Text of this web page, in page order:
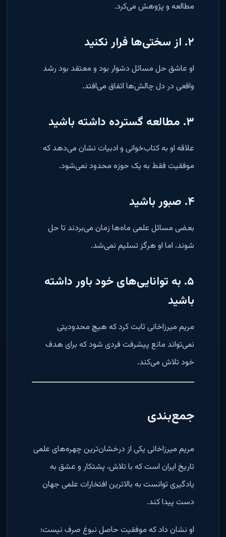
مطالعه و پژوهش می‌کرد.
۲. از سختی‌ها فرار نکنید
او عاشق حل مسائل دشوار بود و معتقد بود رشد
واقعی در دل چالش‌ها اتفاق می‌افتد.
۳. مطالعه گسترده داشته باشید
علاقه او به کتاب‌خوانی و ادبیات نشان می‌دهد که
موفقیت فقط به یک حوزه محدود نمی‌شود.
۴. صبور باشید
بعضی مسائل علمی ماه‌ها زمان می‌بردند تا حل
شوند، اما او هرگز تسلیم نمی‌شد.
۵. به توانایی‌های خود باور داشته
باشید
مریم میرزاخانی ثابت کرد که هیچ محدودیتی
نمی‌تواند مانع پیشرفت فردی شود که برای هدف
خود تلاش می‌کند.
جمع‌بندی
مریم میرزاخانی یکی از درخشان‌ترین چهره‌های علمی
تاریخ ایران است که با تلاش، پشتکار و عشق به
یادگیری توانست به بالاترین افتخارات علمی جهان
دست پیدا کند.
او نشان داد که موفقیت حاصل نبوغ صرف نیست؛